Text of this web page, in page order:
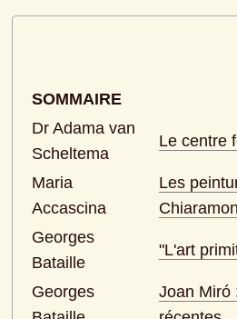
SOMMAIRE
Dr Adama van
Scheltema
Le centre
Maria
Accascina
Les
Georges
Bataille
"L'art
Georges
Joan Miró